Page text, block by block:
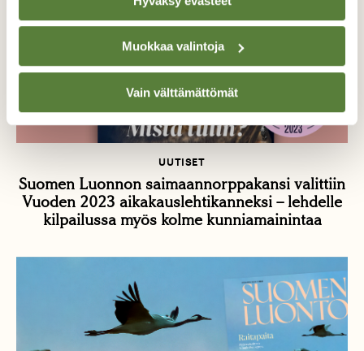
Muokkaa valintoja
Vain välttämättömät
UUTISET
Suomen Luonnon saimaannorppakansi valittiin
Vuoden 2023 aikakauslehtikanneksi – lehdelle
kilpailussa myös kolme kunniamainintaa